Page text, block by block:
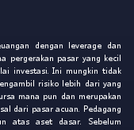
dengan leverage dan
pergerakan pasar yang kecil
investasi. Ini mungkin tidak
risiko lebih dari yang
mana pun dan merupakan
dari pasar acuan. Pedagang
atas aset dasar. Sebelum